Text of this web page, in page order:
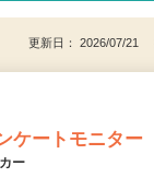
更新日： 2026/07/21
ケートモニター
ー